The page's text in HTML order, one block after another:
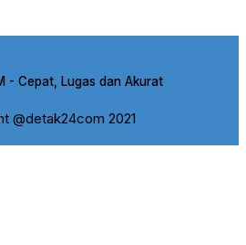
- Cepat, Lugas dan Akurat
@detak24com 2021